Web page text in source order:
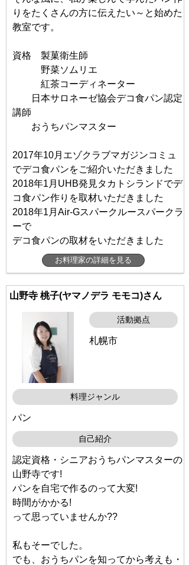
りをたくさんの方に伝えたい～と始めた
教室です。
資格 製菓衛生師
野菜ソムリエ
紅茶コーディネーター
日本サロネーゼ協会デコ食パン認定
講師
おうちパンマスター
2017年10月エゾクラブマガジンコミュ
でデコ食パンをご紹介いただきました
2018年1月UHB発見タカトシランドでデ
コ食パン作りを取材いただきました
2018年1月Air-Gスパークルースパークラ
ーで
デコ食パンの取材をいただきました
お料理家の詳細を見る
山野寺 桃子(ヤマノデラ モモコ)さん
活動拠点
札幌市
料理ジャンル
パン
自己紹介
認定資格・シニアおうちパンマスターの
山野寺です!
パンを自宅で作るのって大変!
時間がかかる!
って思っていませんか??
私もそーでした。
でも、おうちパンを知ってから考えも・